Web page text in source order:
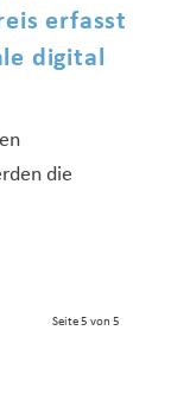
erfasst
digital
die
Seite 5 von 5